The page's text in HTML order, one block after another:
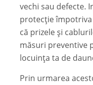
vechi sau defecte.
protecție
că prizele și
măsuri preventive
locuința ta de
Prin urmarea